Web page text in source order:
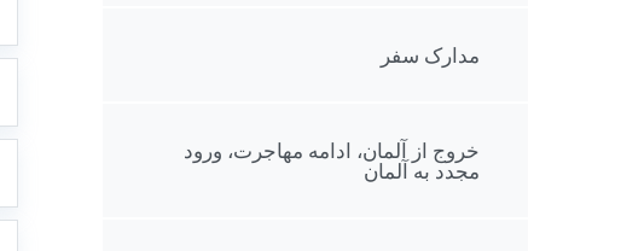
مدارک سفر
خروج از آلمان، ادامه مهاجرت، ورود
مجدد به آلمان